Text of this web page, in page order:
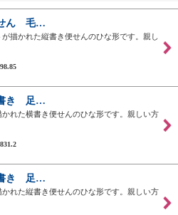
ん 毛…
描かれた縦書き便せんのひな形です。親し
き 足…
れた横書き便せんのひな形です。親しい方
き 足…
れた縦書き便せんのひな形です。親しい方